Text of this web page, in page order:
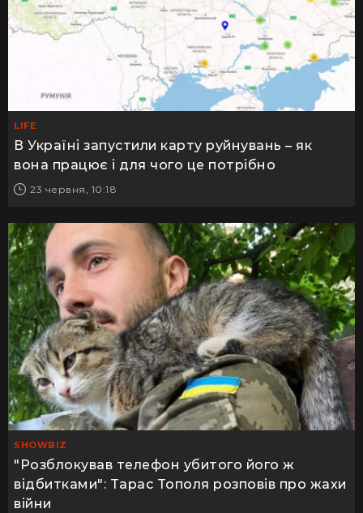
LIFE
В Україні запустили карту руйнувань – як
вона працює і для чого це потрібно
23 червня, 10:18
SHOWBIZ
"Розблокував телефон убитого його ж
відбитками": Тарас Тополя розповів про жахи
війни